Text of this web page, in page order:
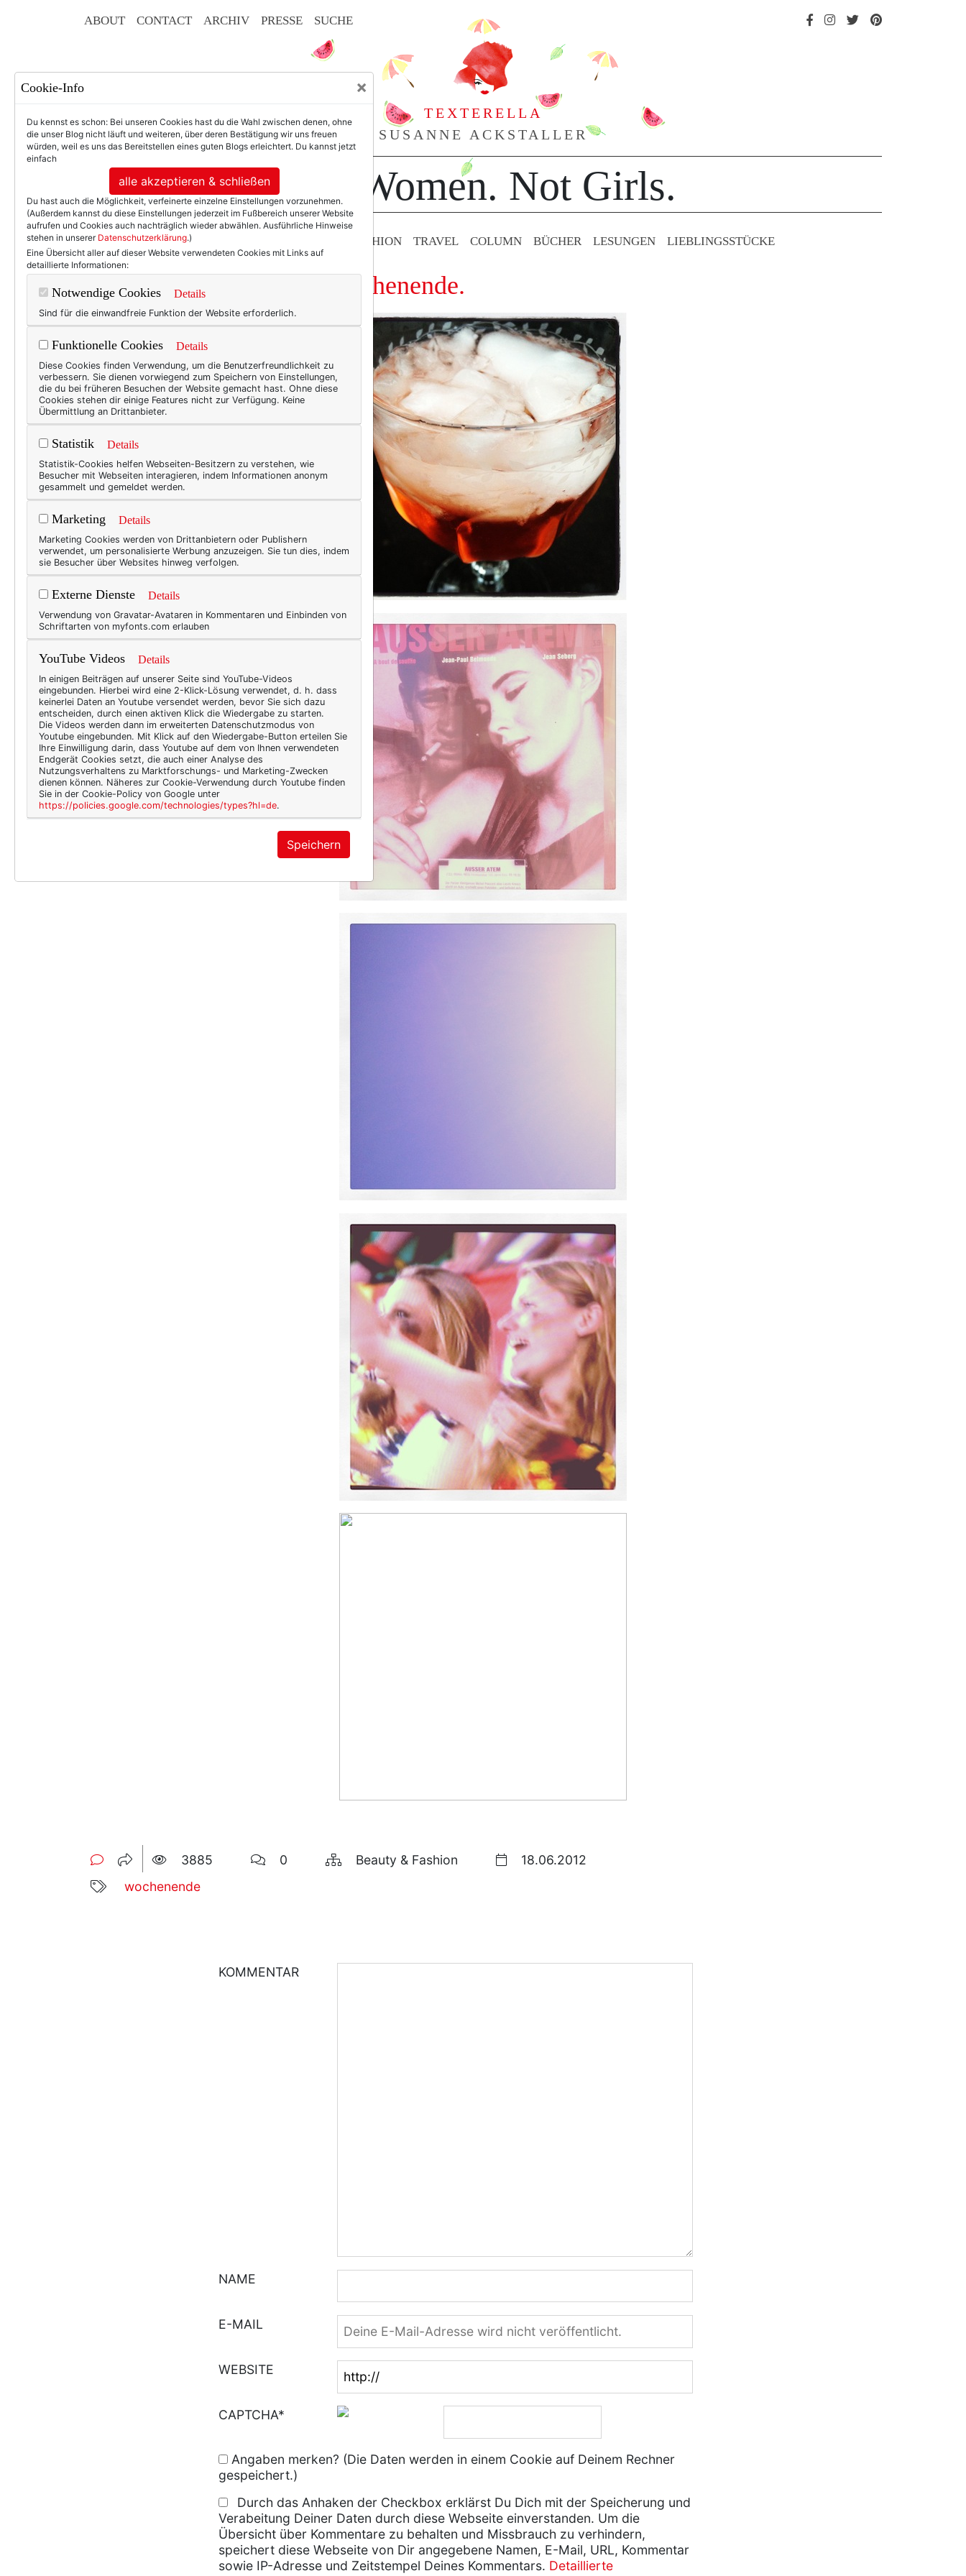
ABOUT CONTACT ARCHIV PRESSE SUCHE
TEXTERELLA
SUSANNE ACKSTALLER
For Women. Not Girls.
BEAUTY & FASHION TRAVEL COLUMN BÜCHER LESUNGEN LIEBLINGS­STÜCKE
Fünf Bilder. Ein Wochenende.
3885 0 Beauty & Fashion
18.06.2012
wochenende
KOMMENTAR
NAME
E-MAIL
WEBSITE
CAPTCHA*
Angaben merken? (Die Daten werden in einem Cookie auf Deinem Rechner
gespeichert.)
Durch das Anhaken der Checkbox erklärst Du Dich mit der Speicherung und
Verabeitung Deiner Daten durch diese Webseite einverstanden. Um die
Übersicht über Kommentare zu behalten und Missbrauch zu verhindern,
speichert diese Webseite von Dir angegebene Namen, E-Mail, URL, Kommentar
sowie IP-Adresse und Zeitstempel Deines Kommentars. Detaillierte
Cookie-Info ×
Du kennst es schon: Bei unseren Cookies hast du die Wahl zwischen denen, ohne
die unser Blog nicht läuft und weiteren, über deren Bestätigung wir uns freuen
würden, weil es uns das Bereitstellen eines guten Blogs erleichtert. Du kannst jetzt
einfach
alle akzeptieren & schließen
Du hast auch die Möglichkeit, verfeinerte einzelne Einstellungen vorzunehmen.
(Außerdem kannst du diese Einstellungen jederzeit im Fußbereich unserer Website
aufrufen und Cookies auch nachträglich wieder abwählen. Ausführliche Hinweise
stehen in unserer Datenschutzerklärung.)
Eine Übersicht aller auf dieser Website verwendeten Cookies mit Links auf
detaillierte Informationen:
Notwendige Cookies Details
Sind für die einwandfreie Funktion der Website erforderlich.
Funktionelle Cookies Details
Diese Cookies finden Verwendung, um die Benutzerfreundlichkeit zu
verbessern. Sie dienen vorwiegend zum Speichern von Einstellungen,
die du bei früheren Besuchen der Website gemacht hast. Ohne diese
Cookies stehen dir einige Features nicht zur Verfügung. Keine
Übermittlung an Drittanbieter.
Statistik Details
Statistik-Cookies helfen Webseiten-Besitzern zu verstehen, wie
Besucher mit Webseiten interagieren, indem Informationen anonym
gesammelt und gemeldet werden.
Marketing Details
Marketing Cookies werden von Drittanbietern oder Publishern
verwendet, um personalisierte Werbung anzuzeigen. Sie tun dies, indem
sie Besucher über Websites hinweg verfolgen.
Externe Dienste Details
Verwendung von Gravatar-Avataren in Kommentaren und Einbinden von
Schriftarten von myfonts.com erlauben
YouTube Videos Details
In einigen Beiträgen auf unserer Seite sind YouTube-Videos
eingebunden. Hierbei wird eine 2-Klick-Lösung verwendet, d. h. dass
keinerlei Daten an Youtube versendet werden, bevor Sie sich dazu
entscheiden, durch einen aktiven Klick die Wiedergabe zu starten.
Die Videos werden dann im erweiterten Datenschutzmodus von
Youtube eingebunden. Mit Klick auf den Wiedergabe-Button erteilen Sie
Ihre Einwilligung darin, dass Youtube auf dem von Ihnen verwendeten
Endgerät Cookies setzt, die auch einer Analyse des
Nutzungsverhaltens zu Marktforschungs- und Marketing-Zwecken
dienen können. Näheres zur Cookie-Verwendung durch Youtube finden
Sie in der Cookie-Policy von Google unter
https://policies.google.com/technologies/types?hl=de.
Speichern